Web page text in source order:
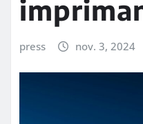
press nov. 3, 2024